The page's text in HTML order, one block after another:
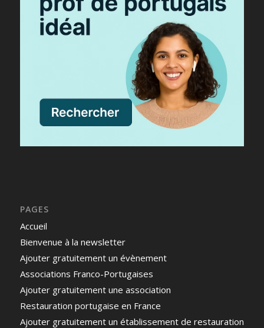
PAGES
Accueil
Bienvenue à la newsletter
Ajouter gratuitement un évènement
Associations Franco-Portugaises
Ajouter gratuitement une association
Restauration portugaise en France
Ajouter gratuitement un établissement de restauration